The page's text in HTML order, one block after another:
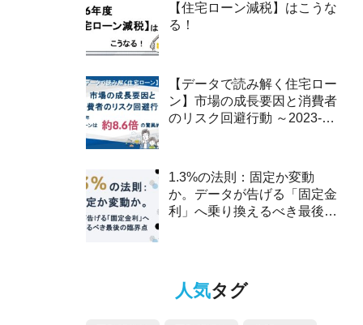
【住宅ローン減税】はこうな
る！
【データで読み解く住宅ロー
ン】市場の成長要因と消費者
のリスク回避行動 ～2023-
1.3%の法則：固定か変動
か。データが告げる「固定金
利」へ乗り換えるべき最後の
人気タグ